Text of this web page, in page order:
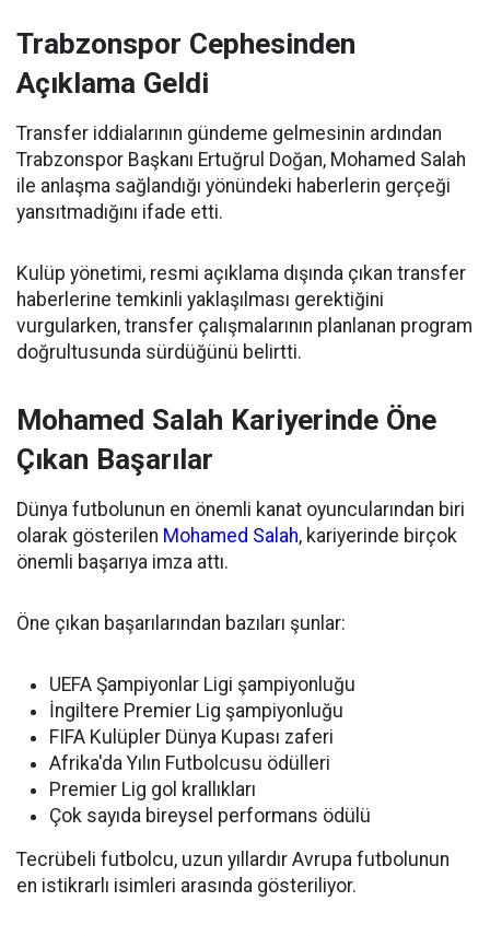
Trabzonspor Cephesinden
Açıklama Geldi
Transfer iddialarının gündeme gelmesinin ardından
Trabzonspor Başkanı Ertuğrul Doğan, Mohamed Salah
ile anlaşma sağlandığı yönündeki haberlerin gerçeği
yansıtmadığını ifade etti.
Kulüp yönetimi, resmi açıklama dışında çıkan transfer
haberlerine temkinli yaklaşılması gerektiğini
vurgularken, transfer çalışmalarının planlanan program
doğrultusunda sürdüğünü belirtti.
Mohamed Salah Kariyerinde Öne
Çıkan Başarılar
Dünya futbolunun en önemli kanat oyuncularından biri
olarak gösterilen Mohamed Salah, kariyerinde birçok
önemli başarıya imza attı.
Öne çıkan başarılarından bazıları şunlar:
UEFA Şampiyonlar Ligi şampiyonluğu
İngiltere Premier Lig şampiyonluğu
FIFA Kulüpler Dünya Kupası zaferi
Afrika'da Yılın Futbolcusu ödülleri
Premier Lig gol krallıkları
Çok sayıda bireysel performans ödülü
Tecrübeli futbolcu, uzun yıllardır Avrupa futbolunun
en istikrarlı isimleri arasında gösteriliyor.